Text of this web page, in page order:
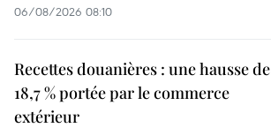
06/08/2026 08:10
Recettes douanières : une hausse de
18,7 % portée par le commerce
extérieur